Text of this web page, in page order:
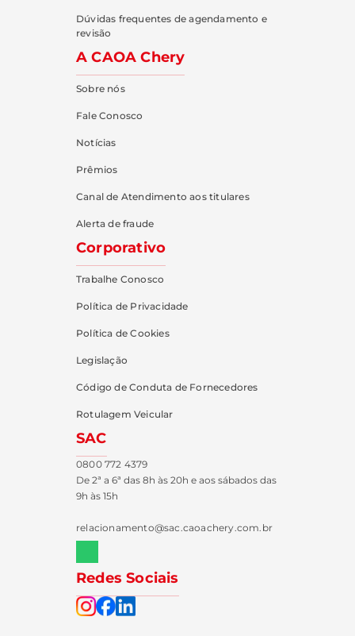
Dúvidas frequentes de agendamento e
revisão
A CAOA Chery
Sobre nós
Fale Conosco
Notícias
Prêmios
Canal de Atendimento aos titulares
Alerta de fraude
Corporativo
Trabalhe Conosco
Política de Privacidade
Política de Cookies
Legislação
Código de Conduta de Fornecedores
Rotulagem Veicular
SAC
0800 772 4379
De 2ª a 6ª das 8h às 20h e aos sábados das
9h às 15h
relacionamento@sac.caoachery.com.br
Redes Sociais